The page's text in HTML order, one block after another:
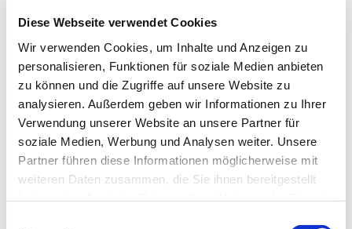
Diese Webseite verwendet Cookies
Wir verwenden Cookies, um Inhalte und Anzeigen zu
personalisieren, Funktionen für soziale Medien anbieten
zu können und die Zugriffe auf unsere Website zu
analysieren. Außerdem geben wir Informationen zu Ihrer
Verwendung unserer Website an unsere Partner für
soziale Medien, Werbung und Analysen weiter. Unsere
Partner führen diese Informationen möglicherweise mit
weiteren Daten zusammen, die Sie ihnen bereitgestellt